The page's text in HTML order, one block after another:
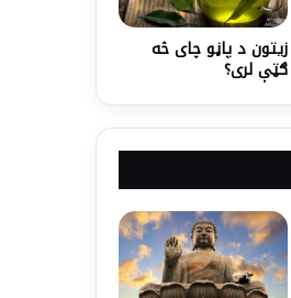
زیتون د پاڼو چای څه
ګټې لری؟